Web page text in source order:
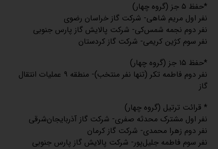
*حفظ ۵ جز (گروه چهار)
نفر اول مریم شاهی- شرکت گاز خراسان رضوی
نفر دوم نجمه شمس‌کی- شرکت پالایش گاز پارس جنوبی
نفر سوم کژین کریمی- شرکت گاز کردستان
*حفظ ۱۵ جز (گروه چهار)
نفر دوم فاطمه تکر (تنها نفر منتخب)- منطقه ۹ عملیات انتقال
گاز
* قرائت ترتیل (گروه چهار)
نفر اول مشترک محدثه صفری- شرکت گاز آذربایجان‌شرقی
نفر دوم زهرا محمدی- شرکت گاز کرمان
نفر سوم فاطمه جلیل‌پور- شرکت پالایش گاز پارس جنوبی